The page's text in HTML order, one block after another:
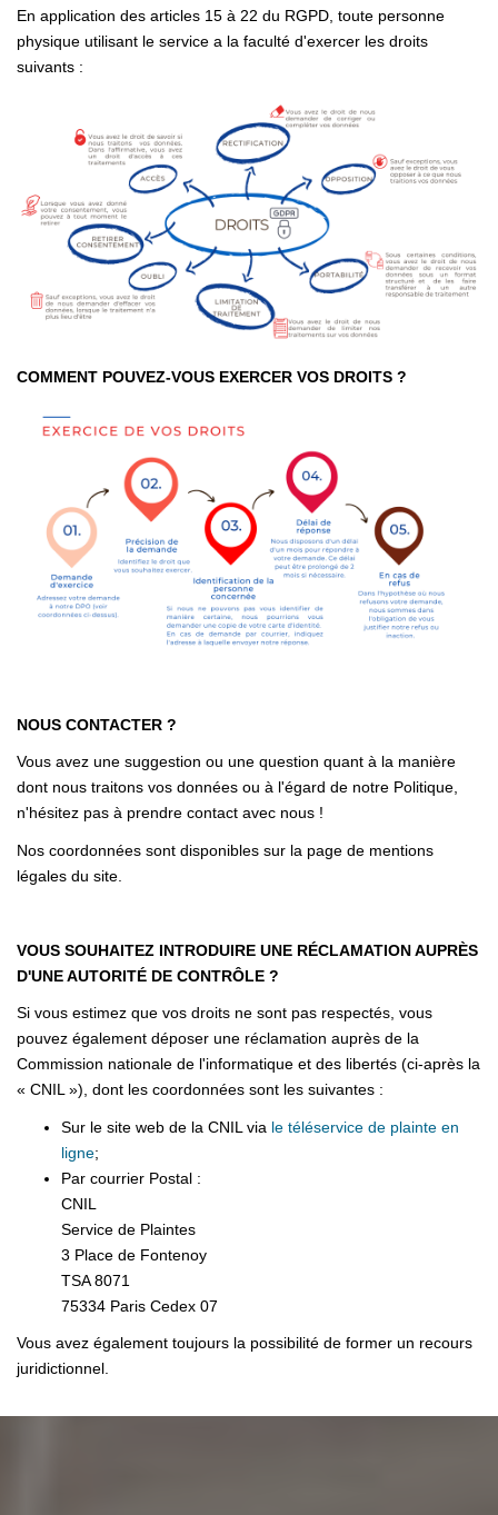
En application des articles 15 à 22 du RGPD, toute personne
physique utilisant le service a la faculté d'exercer les droits
suivants :
COMMENT POUVEZ-VOUS EXERCER VOS DROITS ?
NOUS CONTACTER ?
Vous avez une suggestion ou une question quant à la manière
dont nous traitons vos données ou à l'égard de notre Politique,
n'hésitez pas à prendre contact avec nous !
Nos coordonnées sont disponibles sur la page de mentions
légales du site.
VOUS SOUHAITEZ INTRODUIRE UNE RÉCLAMATION AUPRÈS
D'UNE AUTORITÉ DE CONTRÔLE ?
Si vous estimez que vos droits ne sont pas respectés, vous
pouvez également déposer une réclamation auprès de la
Commission nationale de l'informatique et des libertés (ci-après la
« CNIL »), dont les coordonnées sont les suivantes :
Sur le site web de la CNIL via le téléservice de plainte en
ligne;
Par courrier Postal :
CNIL
Service de Plaintes
3 Place de Fontenoy
TSA 8071
75334 Paris Cedex 07
Vous avez également toujours la possibilité de former un recours
juridictionnel.